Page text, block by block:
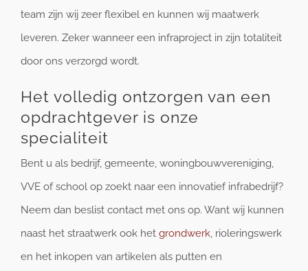
team zijn wij zeer flexibel en kunnen wij maatwerk
leveren. Zeker wanneer een infraproject in zijn totaliteit
door ons verzorgd wordt.
Het volledig ontzorgen van een
opdrachtgever is onze
specialiteit
Bent u als bedrijf, gemeente, woningbouwvereniging,
VVE of school op zoekt naar een innovatief infrabedrijf?
Neem dan beslist contact met ons op. Want wij kunnen
naast het straatwerk ook het grondwerk, rioleringswerk
en het inkopen van artikelen als putten en